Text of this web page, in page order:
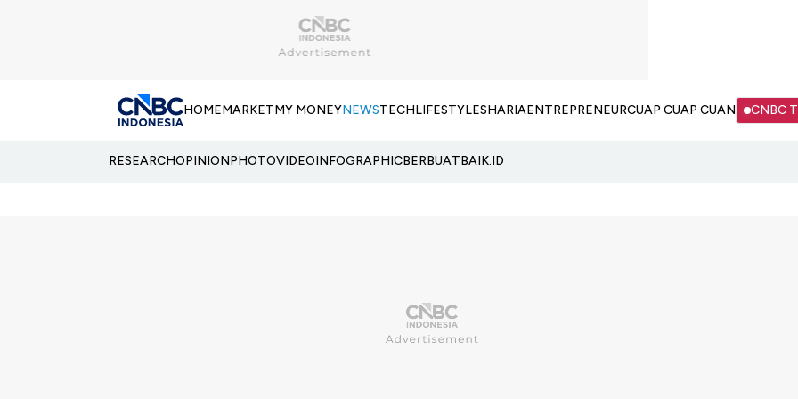
HOMEMARKETMY MONEYNEWSTECHLIFESTYLESHARIAENTREPRENEURCUAP CUAP CUAN CNBC
RESEARCHOPINIONPHOTOVIDEOINFOGRAPHICBERBUATBAIK.ID